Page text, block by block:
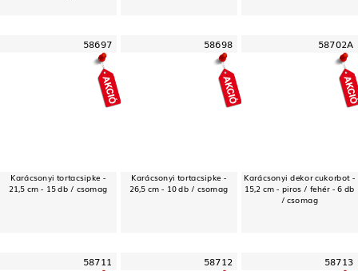
58697
Karácsonyi tortacsipke -
21,5 cm - 15 db / csomag
58698
Karácsonyi tortacsipke -
26,5 cm - 10 db / csomag
58702A
Karácsonyi dekor cukorbot -
15,2 cm - piros / fehér - 6 db
/ csomag
58711 58712 58713